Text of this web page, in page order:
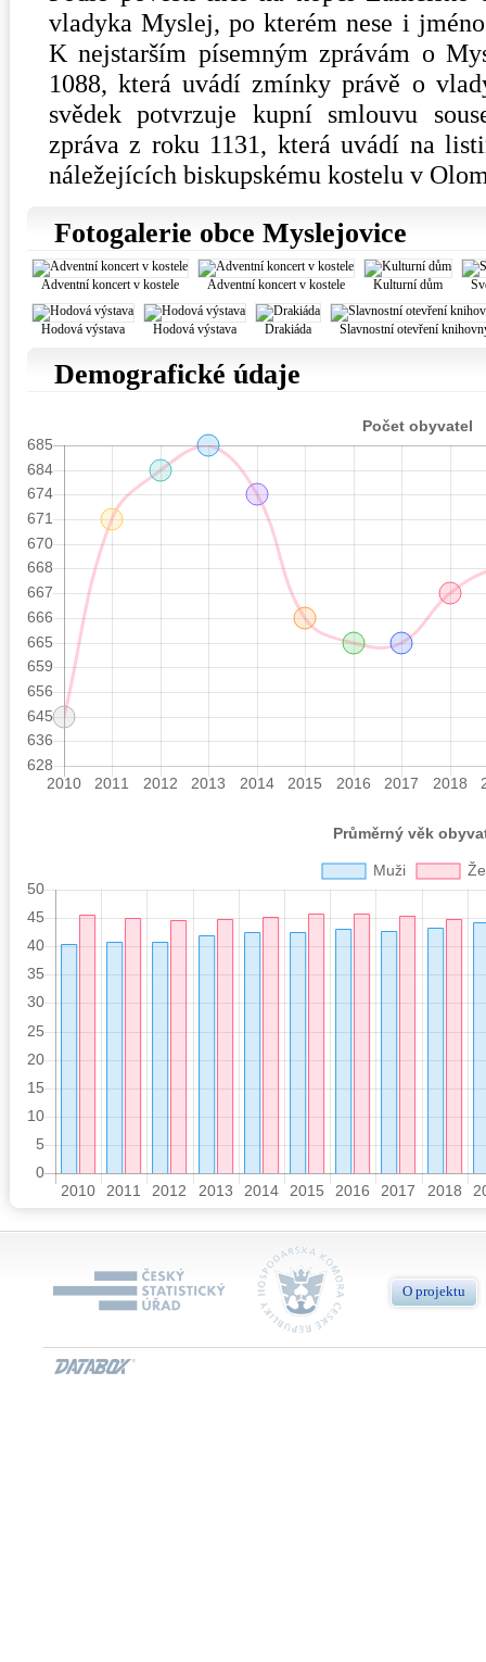
vladyka Myslej, po kterém nese i
K nejstarším písemným zprávám o
1088, která uvádí zmínky právě o
svědek potvrzuje kupní smlouvu
zpráva z roku 1131, která uvádí na
náležejících biskupskému kostelu v
Fotogalerie obce Myslejovice
Adventní koncert v kostele Adventní koncert v kostele Kulturní dům
Hodová výstava Hodová výstava Drakiáda Slavnostní otevření
Demografické údaje
O projektu